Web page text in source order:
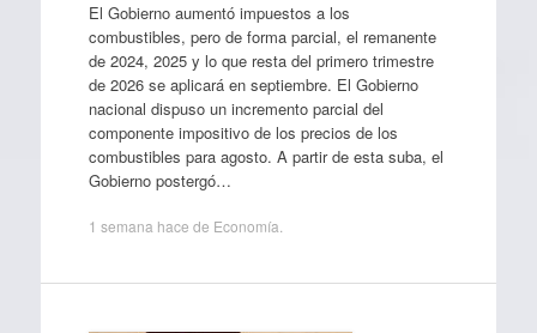
El Gobierno aumentó impuestos a los
combustibles, pero de forma parcial, el remanente
de 2024, 2025 y lo que resta del primero trimestre
de 2026 se aplicará en septiembre. El Gobierno
nacional dispuso un incremento parcial del
componente impositivo de los precios de los
combustibles para agosto. A partir de esta suba, el
Gobierno postergó…
1 semana hace de Economía